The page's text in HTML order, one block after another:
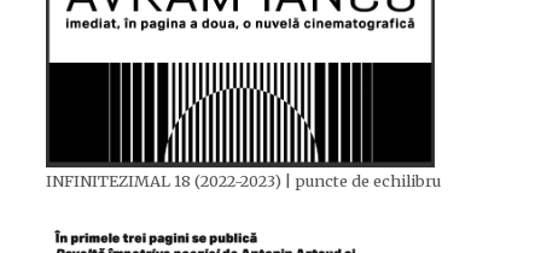
INFINITEZIMAL 18 (2022-2023) | puncte de echilibru